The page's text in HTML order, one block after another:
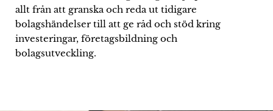
allt från att granska och reda ut tidigare
bolagshändelser till att ge råd och stöd kring
investeringar, företagsbildning och
bolagsutveckling.